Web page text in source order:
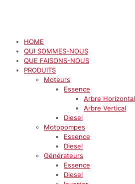
HOME
QUI SOMMES-NOUS
QUE FAISONS-NOUS
PRODUITS
Moteurs
Essence
Arbre Horizontal
Arbre Vertical
Diesel
Motopompes
Essence
Diesel
Générateurs
Essence
Diesel